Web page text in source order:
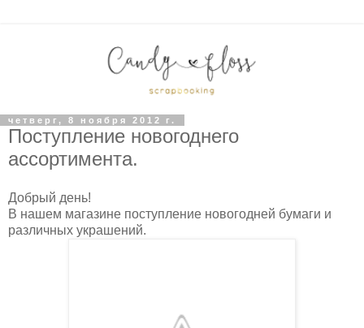
четверг, 8 ноября 2012 г.
Поступление новогоднего
ассортимента.
Добрый день!
В нашем магазине поступление новогодней бумаги и
различных украшений.